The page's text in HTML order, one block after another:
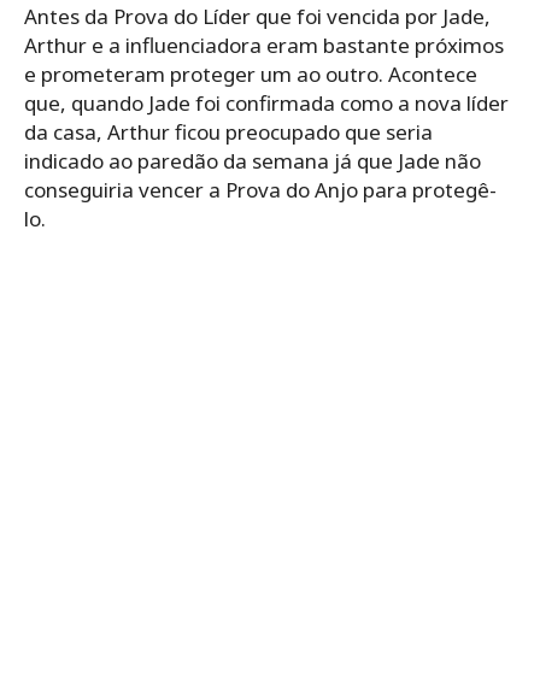
Antes da Prova do Líder que foi vencida por Jade,
Arthur e a influenciadora eram bastante próximos
e prometeram proteger um ao outro. Acontece
que, quando Jade foi confirmada como a nova líder
da casa, Arthur ficou preocupado que seria
indicado ao paredão da semana já que Jade não
conseguiria vencer a Prova do Anjo para protegê-
lo.